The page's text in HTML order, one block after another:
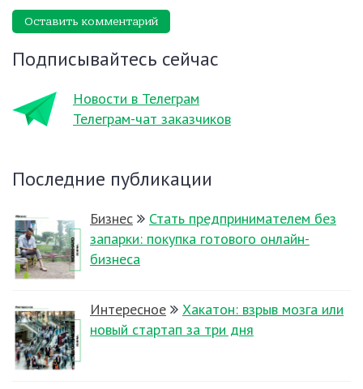
Оставить комментарий
Подписывайтесь сейчас
Новости в Телеграм
Телеграм-чат заказчиков
Последние публикации
Бизнес
Стать предпринимателем без
запарки: покупка готового онлайн-
бизнеса
Интересное
Хакатон: взрыв мозга или
новый стартап за три дня